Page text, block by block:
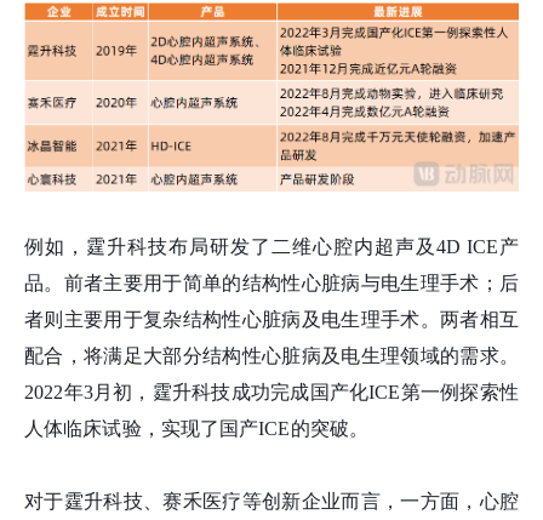
例如，霆升科技布局研发了二维心腔内超声及4D ICE产
品。前者主要用于简单的结构性心脏病与电生理手术；后
者则主要用于复杂结构性心脏病及电生理手术。两者相互
配合，将满足大部分结构性心脏病及电生理领域的需求。
2022年3月初，霆升科技成功完成国产化ICE第一例探索性
人体临床试验，实现了国产ICE的突破。
对于霆升科技、赛禾医疗等创新企业而言，一方面，心腔